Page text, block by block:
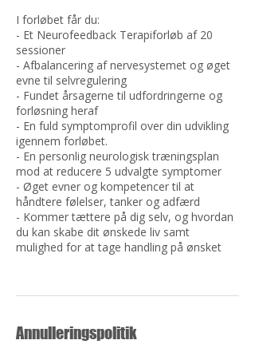
I forløbet får du:
- Et Neurofeedback Terapiforløb af 20
sessioner
- Afbalancering af nervesystemet og øget
evne til selvregulering
- Fundet årsagerne til udfordringerne og
forløsning heraf
- En fuld symptomprofil over din udvikling
igennem forløbet.
- En personlig neurologisk træningsplan
mod at reducere 5 udvalgte symptomer
- Øget evner og kompetencer til at
håndtere følelser, tanker og adfærd
- Kommer tættere på dig selv, og hvordan
du kan skabe dit ønskede liv samt
mulighed for at tage handling på ønsket
Annulleringspolitik